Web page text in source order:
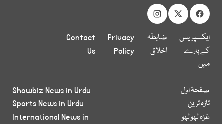
ایکسپریس
کے بارے
میں
ضابطہ
اخلاق
Privacy
Policy
Contact
Us
صفحۂ اول
تازہ ترین
غزہ لہو لہو
Showbiz News in Urdu
Sports News in Urdu
International News in